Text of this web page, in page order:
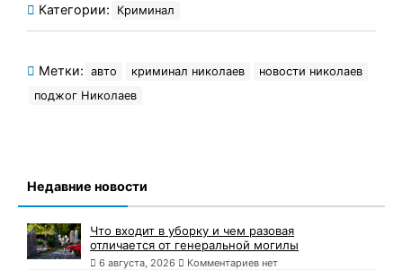
Категории: Криминал
Метки: авто криминал николаев
новости николаев
поджог Николаев
Недавние новости
Что входит в уборку и чем разовая
отличается от генеральной могилы
6 августа, 2026 Комментариев нет